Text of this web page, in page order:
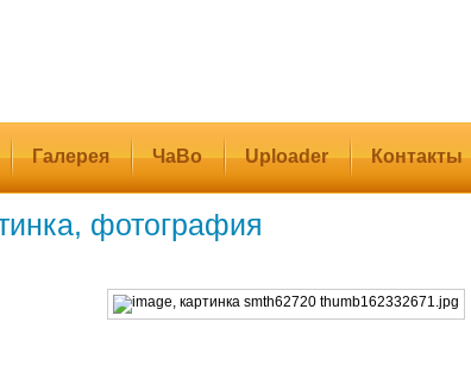
Галерея ЧаВо Uploader Контакты
фотография